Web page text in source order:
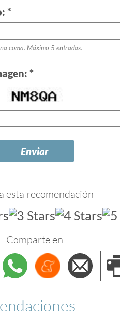
*
coma. Máximo 5 entradas.
*
esta recomendación
Comparte en
WhatsappMenéame